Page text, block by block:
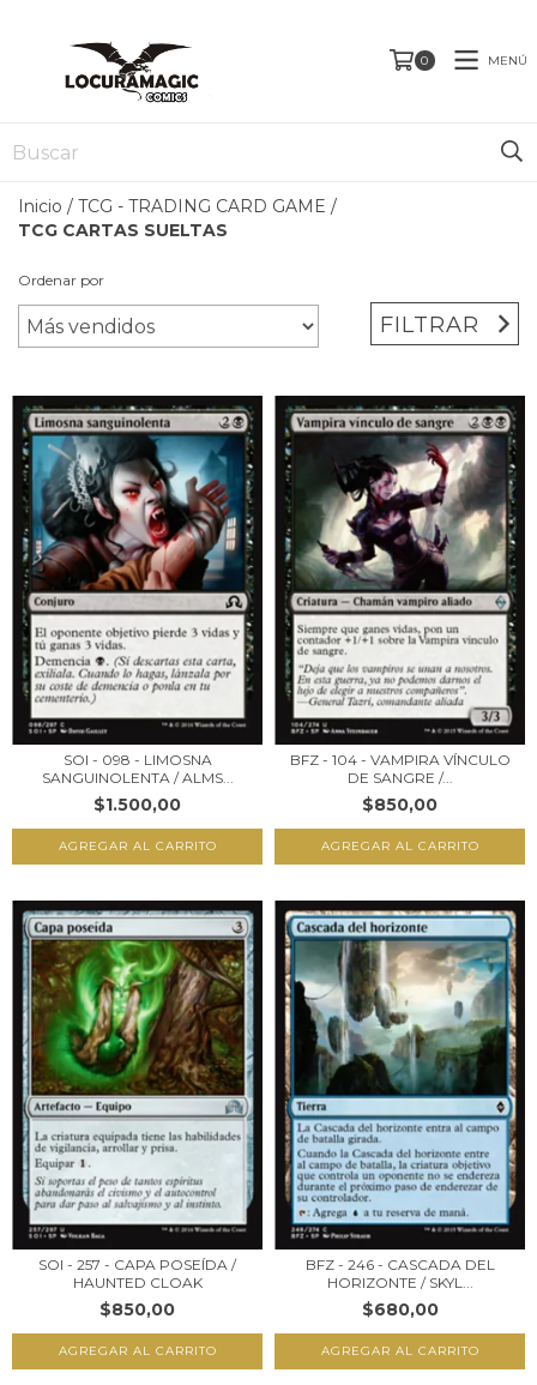
0 MENÚ
Inicio / TCG - TRADING CARD GAME /
TCG CARTAS SUELTAS
Ordenar por
FILTRAR
SOI - 098 - LIMOSNA
SANGUINOLENTA / ALMS...
$1.500,00
BFZ - 104 - VAMPIRA VÍNCULO
DE SANGRE /...
$850,00
SOI - 257 - CAPA POSEÍDA /
HAUNTED CLOAK
$850,00
BFZ - 246 - CASCADA DEL
HORIZONTE / SKYL...
$680,00